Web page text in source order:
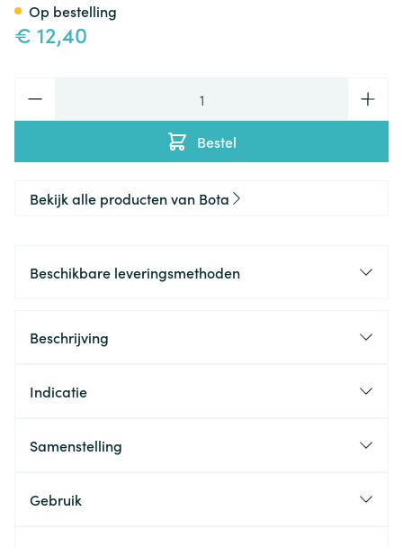
€ 12,40
Bestel
Op bestelling
Bekijk alle producten van Bota
Beschikbare leveringsmethoden
Beschrijving
Indicatie
Samenstelling
Gebruik